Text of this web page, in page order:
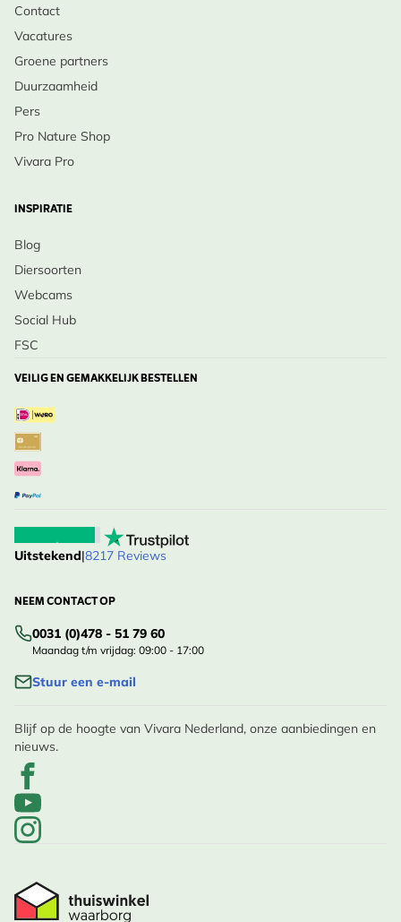
Contact
Vacatures
Groene partners
Duurzaamheid
Pers
Pro Nature Shop
Vivara Pro
INSPIRATIE
Blog
Diersoorten
Webcams
Social Hub
FSC
VEILIG EN GEMAKKELIJK BESTELLEN
Uitstekend|8217 Reviews
NEEM CONTACT OP
0031 (0)478 - 51 79 60
Maandag t/m vrijdag: 09:00 - 17:00
Stuur een e-mail
Blijf op de hoogte van Vivara Nederland, onze aanbiedingen en
nieuws.